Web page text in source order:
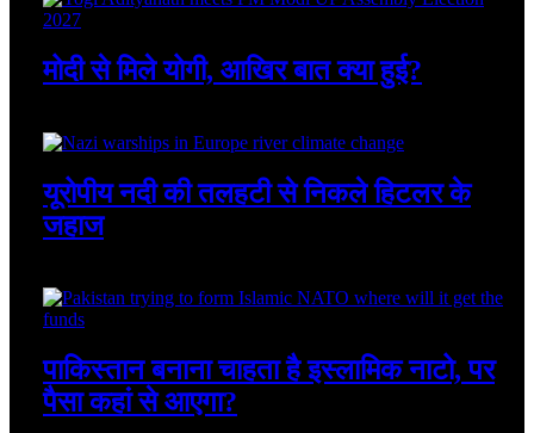
मोदी से मिले योगी, आखिर बात क्या हुई?
यूरोपीय नदी की तलहटी से निकले हिटलर के
जहाज
पाकिस्तान बनाना चाहता है इस्लामिक नाटो, पर
पैसा कहां से आएगा?